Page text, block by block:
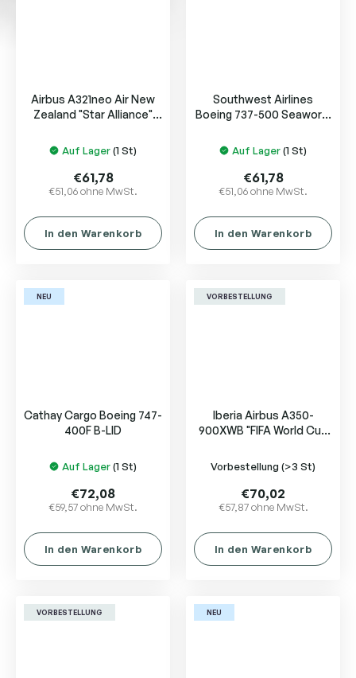
Airbus A321neo Air New
Zealand "Star Alliance"
Auf Lager(1 St)
€51,06 ohne MwSt.
€61,78
In den Warenkorb
Southwest Airlines
Boeing 737-500 Seaworld
Auf Lager(1 St)
€51,06 ohne MwSt.
€61,78
In den Warenkorb
NEU
Cathay Cargo Boeing 747-
400F B-LID
Auf Lager(1 St)
€59,57 ohne MwSt.
€72,08
In den Warenkorb
VORBESTELLUNG
Iberia Airbus A350-
900XWB "FIFA World Cup
Vorbestellung (>3 St)
€57,87 ohne MwSt.
€70,02
In den Warenkorb
VORBESTELLUNG NEU